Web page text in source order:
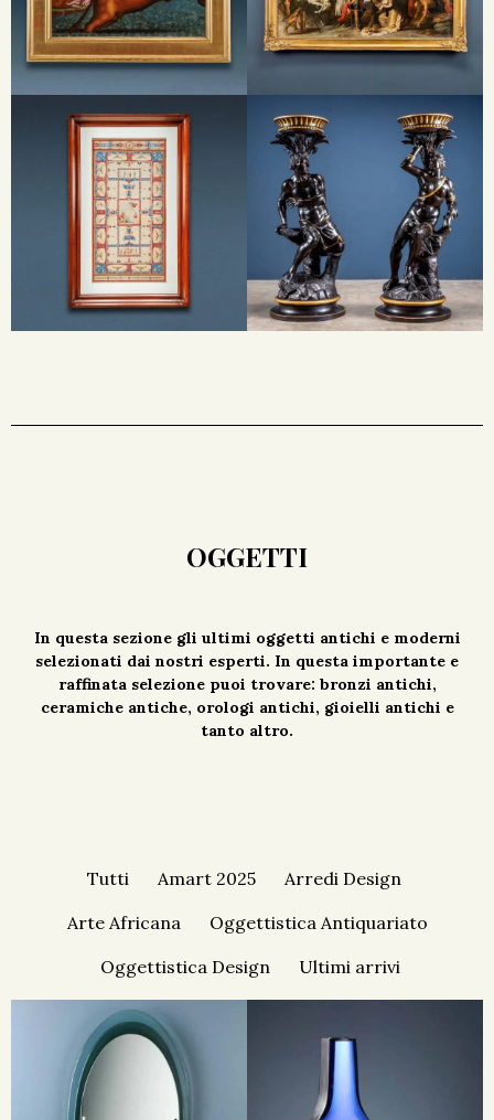
OGGETTI
In questa sezione gli ultimi oggetti antichi e moderni
selezionati dai nostri esperti. In questa importante e
raffinata selezione puoi trovare: bronzi antichi,
ceramiche antiche, orologi antichi, gioielli antichi e
tanto altro.
Tutti Amart 2025
Arredi Design
Arte Africana
Oggettistica Antiquariato
Oggettistica Design
Ultimi arrivi